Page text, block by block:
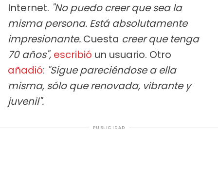
Internet. "No puedo creer que sea la
misma persona. Está absolutamente
impresionante. Cuesta creer que tenga
70 años", escribió un usuario. Otro
añadió: "Sigue pareciéndose a ella
misma, sólo que renovada, vibrante y
juvenil".
PUBLICIDAD